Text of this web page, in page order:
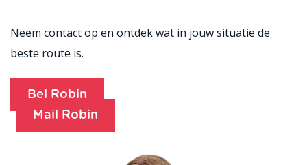
Neem contact op en ontdek wat in jouw situatie de
beste route is.
Bel Robin
Mail Robin